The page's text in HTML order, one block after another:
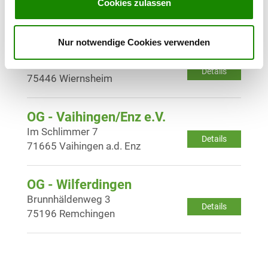
Cookies zulassen
Nur notwendige Cookies verwenden
OG - Platte e.V.
Details
Dreilindenweg 101
75446 Wiernsheim
OG - Vaihingen/Enz e.V.
Details
Im Schlimmer 7
71665 Vaihingen a.d. Enz
OG - Wilferdingen
Details
Brunnhäldenweg 3
75196 Remchingen